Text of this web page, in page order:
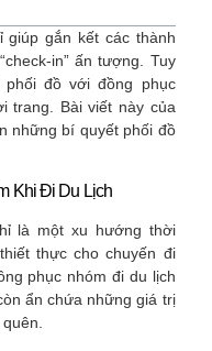
giúp gắn kết các thành
in” ấn tượng. Tuy
phối đồ với đồng phục
trang. Bài viết này của
những bí quyết phối đồ
Khi Đi Du Lịch
là một xu hướng thời
thực cho chuyến đi
phục nhóm đi du lịch
ẩn chứa những giá trị